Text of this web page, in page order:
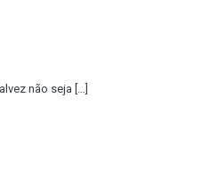
não seja